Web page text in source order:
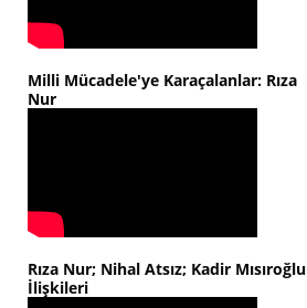
Milli Mücadele'ye Karaçalanlar: Rıza
Nur
Rıza Nur; Nihal Atsız; Kadir Mısıroğlu
İlişkileri